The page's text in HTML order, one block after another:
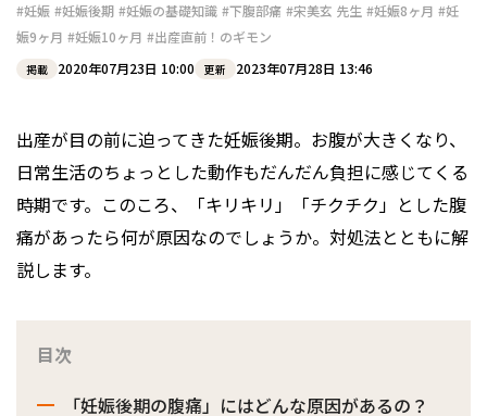
#妊娠 #妊娠後期 #妊娠の基礎知識 #下腹部痛 #宋美玄 先生 #妊娠8ヶ月 #妊
娠9ヶ月 #妊娠10ヶ月 #出産直前！のギモン
掲載 2020年07月23日 10:00 更新 2023年07月28日 13:46
出産が目の前に迫ってきた妊娠後期。お腹が大きくなり、
日常生活のちょっとした動作もだんだん負担に感じてくる
時期です。このころ、「キリキリ」「チクチク」とした腹
痛があったら何が原因なのでしょうか。対処法とともに解
説します。
目次
「妊娠後期の腹痛」にはどんな原因があるの？